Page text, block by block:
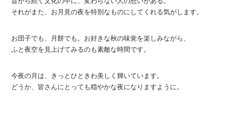
それがまた、お月見の夜を特別なものにしてくれる気がします。
お団子でも、月餅でも。お好きな秋の味覚を楽しみながら、
ふと夜空を見上げてみるのも素敵な時間です。
今夜の月は、きっとひときわ美しく輝いています。
どうか、皆さんにとっても穏やかな夜になりますように。